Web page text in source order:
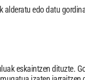
alderatu edo datu
eskaintzen dituzte.